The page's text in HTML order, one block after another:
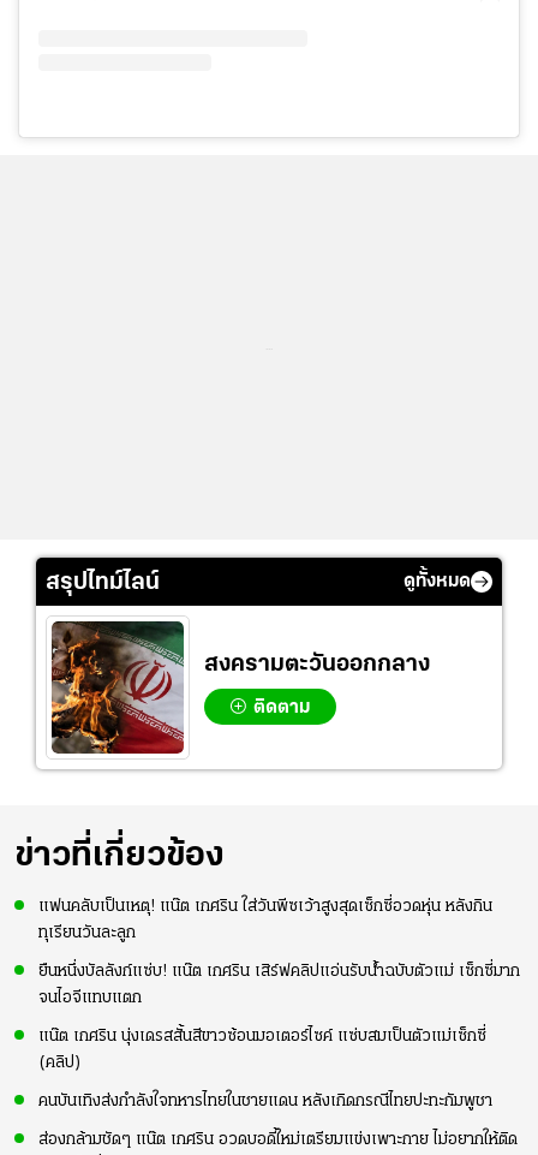
สรุปไทม์ไลน์ ดูทั้งหมด
สงครามตะวันออกกลาง
ติดตาม
ข่าวที่เกี่ยวข้อง
แฟนคลับเป็นเหตุ! แน๊ต เกศริน ใส่วันพีซเว้าสูงสุดเซ็กซี่อวดหุ่น หลังกิน
ทุเรียนวันละลูก
ยืนหนึ่งบัลลังก์แซ่บ! แน๊ต เกศริน เสิร์ฟคลิปแอ่นรับน้ำฉบับตัวแม่ เซ็กซี่มาก
จนไอจีแทบแตก
แน๊ต เกศริน นุ่งเดรสสั้นสีขาวซ้อนมอเตอร์ไซค์ แซ่บสมเป็นตัวแม่เซ็กซี่
(คลิป)
คนบันเทิงส่งกำลังใจทหารไทยในชายแดน หลังเกิดกรณีไทยปะทะกัมพูชา
ส่องกล้ามชัดๆ แน๊ต เกศริน อวดบอดี้ใหม่เตรียมแข่งเพาะกาย ไม่อยากให้ติด